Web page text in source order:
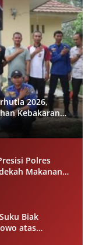
2026,
Kebakaran
Polres
Makanan
Biak
atas
Pasar Boswesen